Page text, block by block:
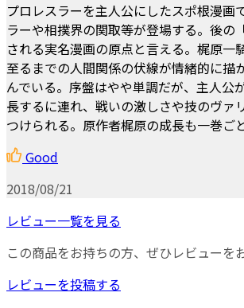
プロレスラーを主人公にしたスポ根漫画
ラーや相撲界の関取等が登場する。後の
される実名漫画の原点と言える。梶原一
至るまでの人間関係の伏線が情緒的に描
んでいる。序盤はやや単調だが、主人公
長するに連れ、戦いの激しさや技のヴァ
つけられる。原作者梶原の成長も一巻ご
Good
2018/08/21
レビュー一覧を見る
この商品をお持ちの方、ぜひレビューを
レビューを投稿する